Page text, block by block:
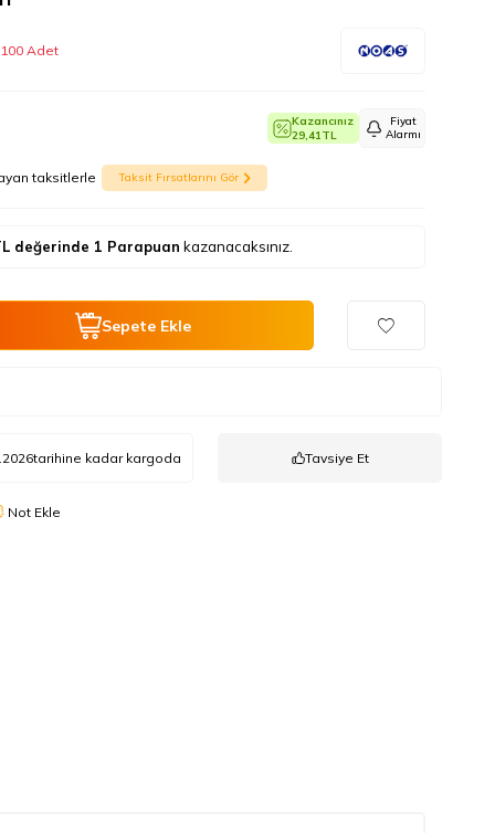
Adet
Kazancınız
29,41TL
Fiyat
Alarmı
taksitlerle Taksit Fırsatlarını Gör
değerinde 1 Parapuan kazanacaksınız.
Sepete Ekle
tarihine kadar kargoda Tavsiye Et
Not Ekle